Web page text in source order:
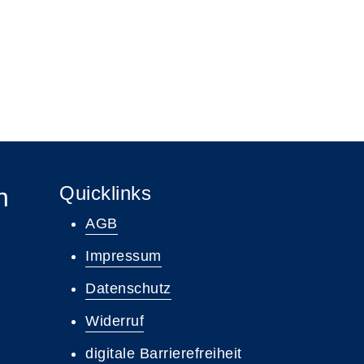
Quicklinks
AGB
Impressum
Datenschutz
Widerruf
digitale Barrierefreiheit